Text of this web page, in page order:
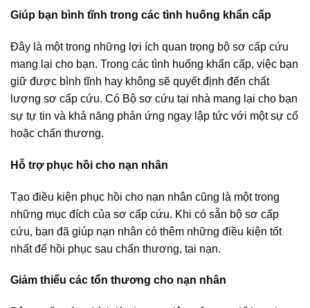
Giúp bạn bình tĩnh trong các tình huống khẩn cấp
Đây là một trong những lợi ích quan trọng bộ sơ cấp cứu
mang lại cho bạn. Trong các tình huống khẩn cấp, việc bạn
giữ được bình tĩnh hay không sẽ quyết định đến chất
lượng sơ cấp cứu. Có Bộ sơ cứu tại nhà mang lại cho bạn
sự tự tin và khả năng phản ứng ngay lập tức với một sự cố
hoặc chấn thương.
Hỗ trợ phục hồi cho nạn nhân
Tạo điều kiện phục hồi cho nạn nhân cũng là một trong
những mục đích của sơ cấp cứu. Khi có sẵn bộ sơ cấp
cứu, bạn đã giúp nạn nhân có thêm những điều kiện tốt
nhất để hồi phục sau chấn thương, tai nạn.
Giảm thiểu các tổn thương cho nạn nhân